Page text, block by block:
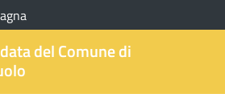
del Comune di